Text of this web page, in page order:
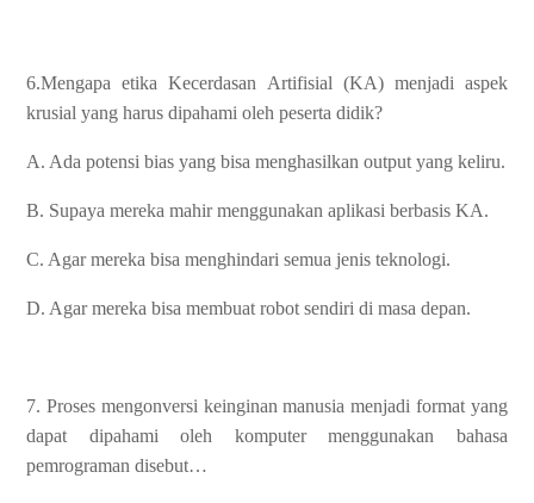
6.Mengapa etika Kecerdasan Artifisial (KA) menjadi aspek
krusial yang harus dipahami oleh peserta didik?
A. Ada potensi bias yang bisa menghasilkan output yang keliru.
B. Supaya mereka mahir menggunakan aplikasi berbasis KA.
C. Agar mereka bisa menghindari semua jenis teknologi.
D. Agar mereka bisa membuat robot sendiri di masa depan.
7. Proses mengonversi keinginan manusia menjadi format yang
dapat dipahami oleh komputer menggunakan bahasa
pemrograman disebut…